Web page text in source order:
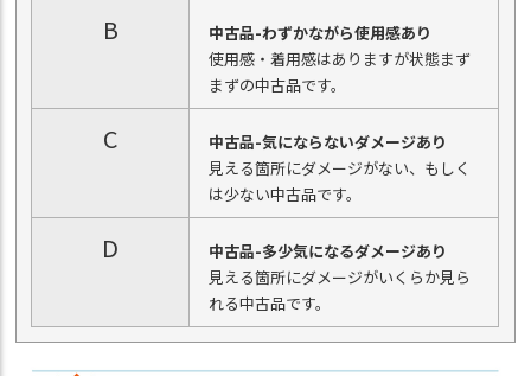
B
中古品-わずかながら使用感あり
使用感・着用感はありますが状態まず
まずの中古品です。
C
中古品-気にならないダメージあり
見える箇所にダメージがない、もしく
は少ない中古品です。
D
中古品-多少気になるダメージあり
見える箇所にダメージがいくらか見ら
れる中古品です。